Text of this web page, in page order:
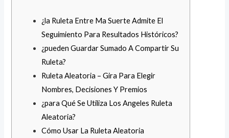
¿la Ruleta Entre Ma Suerte Admite El
Seguimiento Para Resultados Históricos?
¿pueden Guardar Sumado A Compartir Su
Ruleta?
Ruleta Aleatoria – Gira Para Elegir
Nombres, Decisiones Y Premios
¿para Qué Se Utiliza Los Angeles Ruleta
Aleatoria?
Cómo Usar La Ruleta Aleatoria